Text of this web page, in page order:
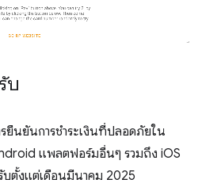
บ
ยืนยันการชำระเงินที่ปลอดภัยใน
แพลตฟอร์มอื่นๆ รวมถึง iOS
บตั้งแต่เดือนมีนาคม 2025